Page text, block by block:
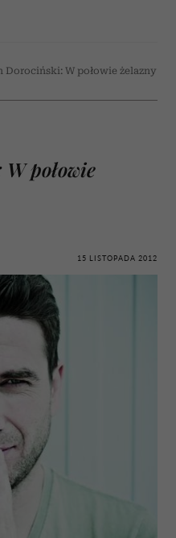
Dorociński: W połowie żelazny
połowie
15 LISTOPADA 2012